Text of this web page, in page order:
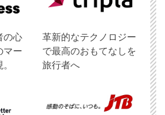
の心
マー
革新的なテクノロジー
で最高のおもてなしを
旅行者へ